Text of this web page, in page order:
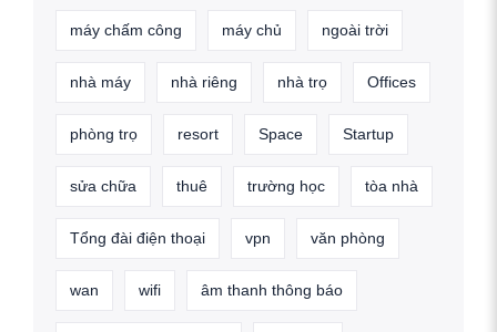
máy chấm công máy chủ ngoài trời
nhà máy nhà riêng nhà trọ Offices
phòng trọ resort Space Startup
sửa chữa thuê trường học tòa nhà
Tổng đài điện thoại vpn văn phòng
wan wifi âm thanh thông báo